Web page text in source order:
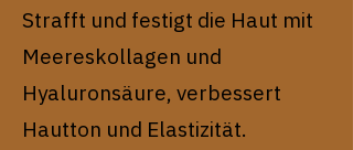
Strafft und festigt die Haut mit
Meereskollagen und
Hyaluronsäure, verbessert
Hautton und Elastizität.